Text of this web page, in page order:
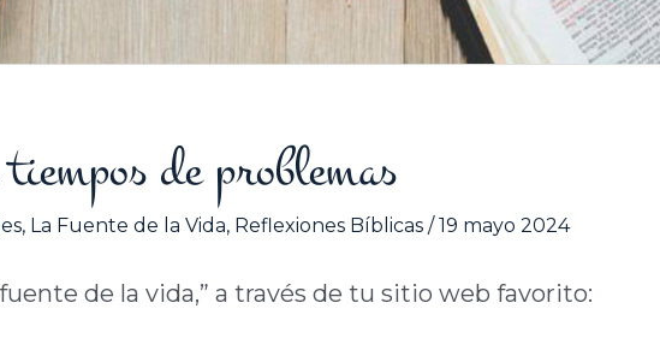
de problemas
, La Fuente de la Vida, Reflexiones Bíblicas /19 mayo 2024
de la vida,” a través de tu sitio web favorito: